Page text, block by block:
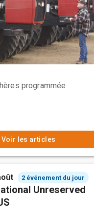
programmée
Voir les articles
2 événement du jour
Unreserved